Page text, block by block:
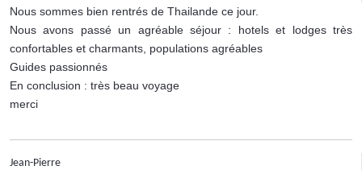
Nous sommes bien rentrés de Thailande ce jour.
Nous avons passé un agréable séjour : hotels et lodges très
confortables et charmants, populations agréables
Guides passionnés
En conclusion : très beau voyage
merci
Jean-Pierre